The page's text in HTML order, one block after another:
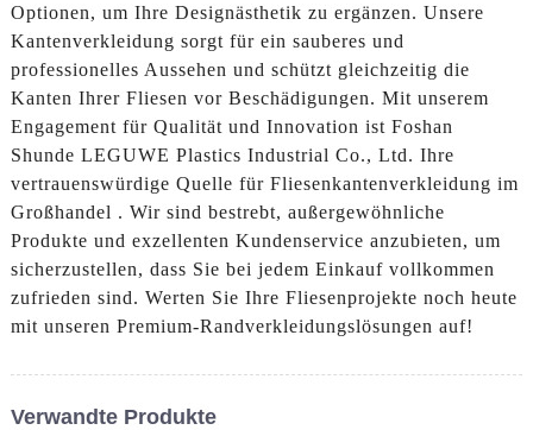
Optionen, um Ihre Designästhetik zu ergänzen. Unsere
Kantenverkleidung sorgt für ein sauberes und
professionelles Aussehen und schützt gleichzeitig die
Kanten Ihrer Fliesen vor Beschädigungen. Mit unserem
Engagement für Qualität und Innovation ist Foshan
Shunde LEGUWE Plastics Industrial Co., Ltd. Ihre
vertrauenswürdige Quelle für Fliesenkantenverkleidung im
Großhandel . Wir sind bestrebt, außergewöhnliche
Produkte und exzellenten Kundenservice anzubieten, um
sicherzustellen, dass Sie bei jedem Einkauf vollkommen
zufrieden sind. Werten Sie Ihre Fliesenprojekte noch heute
mit unseren Premium-Randverkleidungslösungen auf!
Verwandte Produkte